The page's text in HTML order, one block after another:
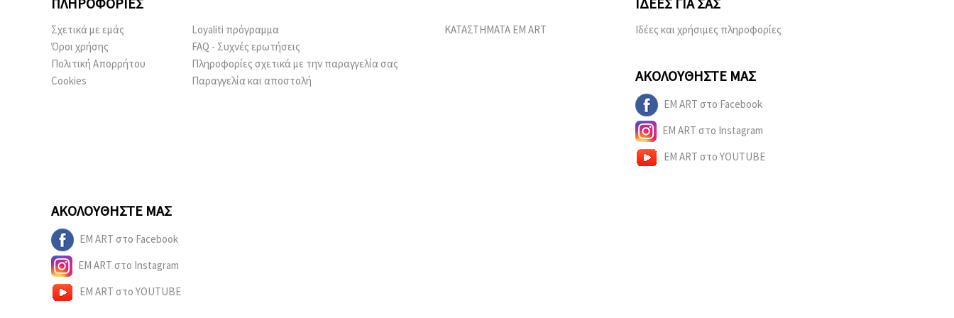
Σχετικά με εμάς
Όροι χρήσης
Πολιτική Απορρήτου
Cookies
Loyaliti πρόγραμμα
FAQ - Συχνές ερωτήσεις
Πληροφορίες σχετικά με την παραγγελία σας
Παραγγελία και αποστολή
ΚΑΤΑΣΤΗΜΑΤΑ EM ART Ιδέες και χρήσιμες πληροφορίες
ΑΚΟΛΟΥΘΉΣΤΕ ΜΑΣ
EM ART στο Facebook
EM ART στο Instagram
EM ART στο YOUTUBE
ΑΚΟΛΟΥΘΉΣΤΕ ΜΑΣ
EM ART στο Facebook
EM ART στο Instagram
EM ART στο YOUTUBE